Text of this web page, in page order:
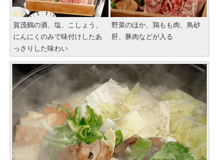
賀茂鶴の酒、塩、こしょう、
にんにくのみで味付けしたあ
っさりした味わい
野菜のほか、鶏もも肉、鳥砂
肝、豚肉などが入る